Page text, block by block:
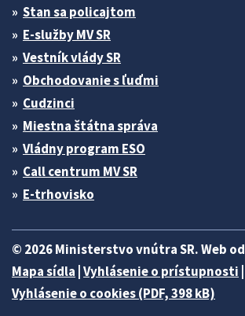
Stan sa policajtom
E-služby MV SR
Vestník vlády SR
Obchodovanie s ľuďmi
Cudzinci
Miestna štátna správa
Vládny program ESO
Call centrum MV SR
E-trhovisko
© 2026 Ministerstvo vnútra SR. Web od
Mapa sídla Vyhlásenie o prístupnosti
Vyhlásenie o cookies (PDF, 398 kB)